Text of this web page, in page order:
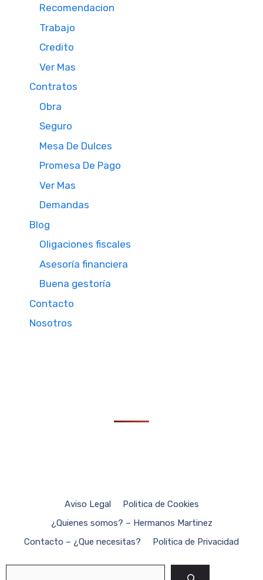
Recomendacion
Trabajo
Credito
Ver Mas
Contratos
Obra
Seguro
Mesa De Dulces
Promesa De Pago
Ver Mas
Demandas
Blog
Oligaciones fiscales
Asesoría financiera
Buena gestoría
Contacto
Nosotros
Aviso Legal
Politica de Cookies
¿Quienes somos? – Hermanos Martinez
Contacto – ¿Que necesitas?
Politica de Privacidad